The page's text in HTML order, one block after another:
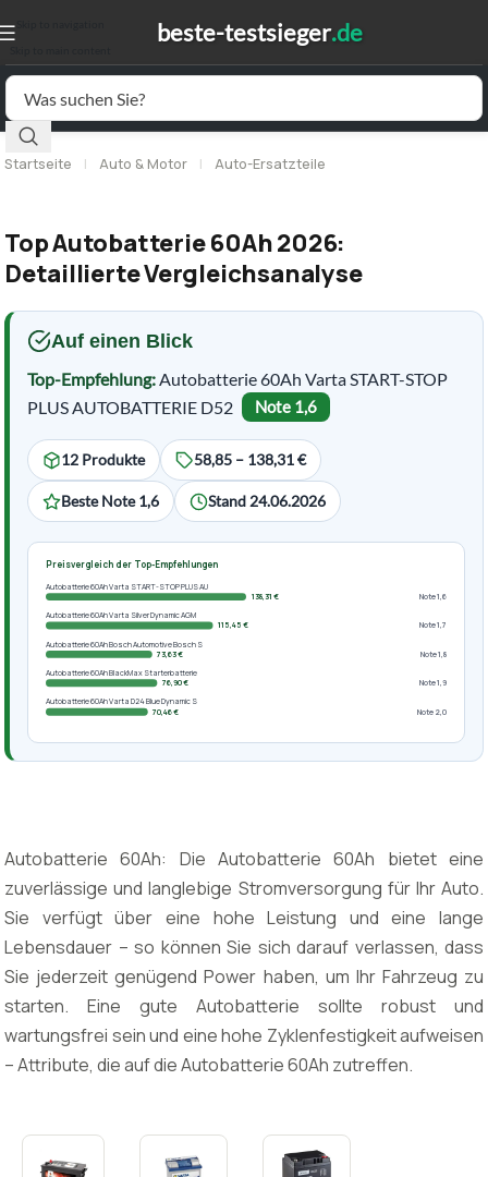
Startseite | Auto & Motor | Auto-Ersatzteile
Top Autobatterie 60Ah 2026:
Detaillierte Vergleichsanalyse
Auf einen Blick
Top-Empfehlung:Autobatterie 60Ah Varta START-STOP
PLUS AUTOBATTERIE D52
Note 1,6
12 Produkte 58,85 – 138,31 €
Beste Note 1,6 Stand 24.06.2026
Preisvergleich der Top-Empfehlungen
Autobatterie 60Ah Varta START-STOP PLUS AU
138,31 €
Note 1,6
Autobatterie 60Ah Varta Silver Dynamic AGM
115,45 €
Note 1,7
Autobatterie 60Ah Bosch Automotive Bosch S
73,63 €
Note 1,8
Autobatterie 60Ah BlackMax Starterbatterie
76,90 €
Note 1,9
Autobatterie 60Ah Varta D24 Blue Dynamic S
70,46 €
Note 2,0
Autobatterie 60Ah: Die Autobatterie 60Ah bietet eine
zuverlässige und langlebige Stromversorgung für Ihr Auto.
Sie verfügt über eine hohe Leistung und eine lange
Lebensdauer – so können Sie sich darauf verlassen, dass
Sie jederzeit genügend Power haben, um Ihr Fahrzeug zu
starten. Eine gute Autobatterie sollte robust und
wartungsfrei sein und eine hohe Zyklenfestigkeit aufweisen
– Attribute, die auf die Autobatterie 60Ah zutreffen.